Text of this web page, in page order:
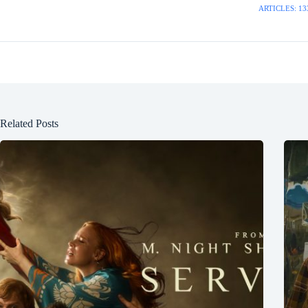
ARTICLES:
Related Posts